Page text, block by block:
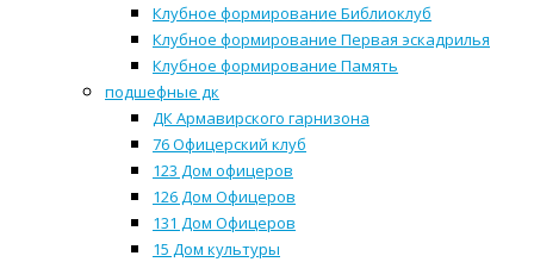
Клубное формирование Библиоклуб
Клубное формирование Первая эскадрилья
Клубное формирование Память
подшефные дк
ДК Армавирского гарнизона
76 Офицерский клуб
123 Дом офицеров
126 Дом Офицеров
131 Дом Офицеров
15 Дом культуры